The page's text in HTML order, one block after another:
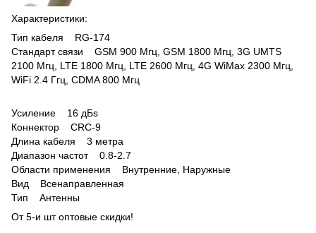
Характеристики:
Тип кабеля RG-174
Стандарт связи GSM 900 Мгц, GSM 1800 Мгц, 3G UMTS
2100 Мгц, LTE 1800 Мгц, LTE 2600 Мгц, 4G WiMax 2300 Мгц,
WiFi 2.4 Ггц, CDMA 800 Мгц
Усиление 16 дБs
Коннектор CRC-9
Длина кабеля 3 метра
Диапазон частот 0.8-2.7
Области применения Внутренние, Наружные
Вид Всенаправленная
Тип Антенны
От 5-и шт оптовые скидки!